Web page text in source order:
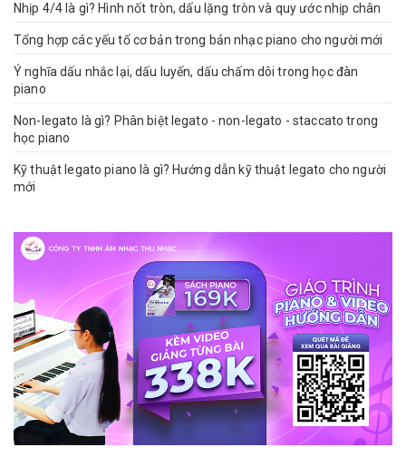
Nhịp 4/4 là gì? Hình nốt tròn, dấu lặng tròn và quy ước nhịp chân
Tổng hợp các yếu tố cơ bản trong bản nhạc piano cho người mới
Ý nghĩa dấu nhắc lại, dấu luyến, dấu chấm dôi trong học đàn
piano
Non-legato là gì? Phân biệt legato - non-legato - staccato trong
học piano
Kỹ thuật legato piano là gì? Hướng dẫn kỹ thuật legato cho người
mới